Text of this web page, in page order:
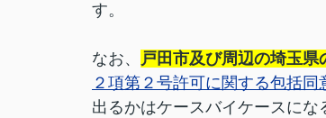
す。
なお、 戸田市及び周辺の埼玉県
２項第２号許可に関する包括同
出るかはケースバイケースにな